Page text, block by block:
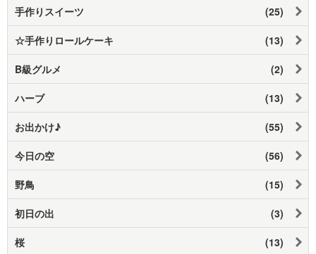
手作りスイーツ (25)
☆手作りロールケーキ (13)
B級グルメ (2)
ハーブ (13)
お出かけ♪ (55)
今日の空 (56)
野鳥 (15)
初日の出 (3)
桜 (13)